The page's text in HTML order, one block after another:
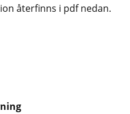
återfinns i pdf nedan.